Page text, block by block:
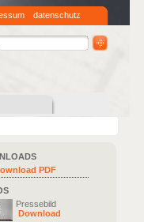
datenschutz
PDF
Pressebild
Download